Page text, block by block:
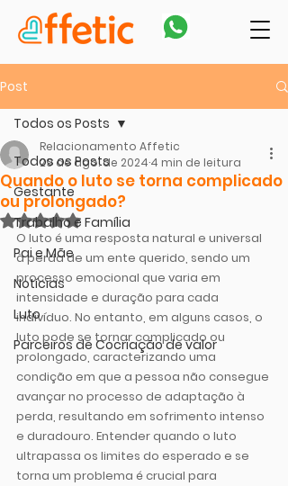
Post
Todos os Posts
Gestante
Trabalho e Família
Pai e Mãe
Notícias
Luto
Parceiros de Cocriação de valor
Todos os Posts
Quando o luto se torna complicado
ou prolongado?
Relacionamento Affetic
29 de ago. de 2024 4 min de leitura
Avaliado com NaN de 5 estrelas.
O luto é uma resposta natural e universal
à perda de um ente querido, sendo um
processo emocional que varia em
intensidade e duração para cada
indivíduo. No entanto, em alguns casos, o
luto pode se tornar complicado ou
prolongado, caracterizando uma
condição em que a pessoa não consegue
avançar no processo de adaptação à
perda, resultando em sofrimento intenso
e duradouro. Entender quando o luto
ultrapassa os limites do esperado e se
torna um problema é crucial para